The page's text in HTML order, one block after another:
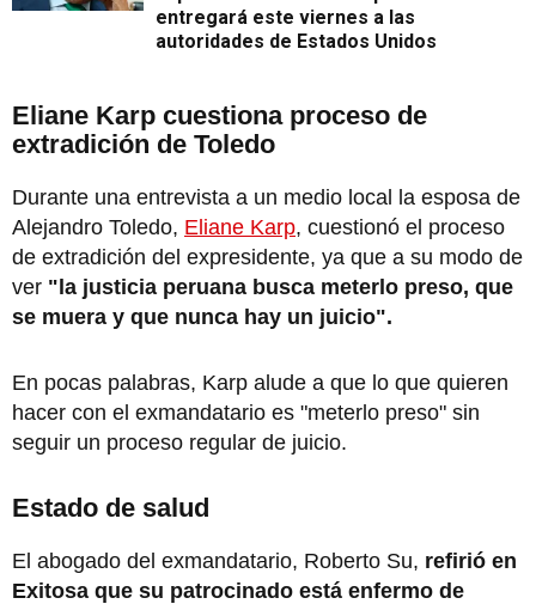
entregará este viernes a las
autoridades de Estados Unidos
Eliane Karp cuestiona proceso de
extradición de Toledo
Durante una entrevista a un medio local la esposa de
Alejandro Toledo, Eliane Karp, cuestionó el proceso
de extradición del expresidente, ya que a su modo de
ver "la justicia peruana busca meterlo preso, que
se muera y que nunca hay un juicio".
En pocas palabras, Karp alude a que lo que quieren
hacer con el exmandatario es "meterlo preso" sin
seguir un proceso regular de juicio.
Estado de salud
El abogado del exmandatario, Roberto Su, refirió en
Exitosa que su patrocinado está enfermo de